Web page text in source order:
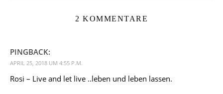
2 KOMMENTARE
PINGBACK:
APRIL 25, 2018 UM 4:55 P.M.
Rosi – Live and let live ..leben und leben lassen.